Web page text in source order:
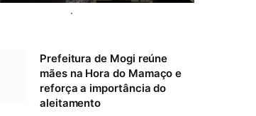
.
Prefeitura de Mogi reúne
mães na Hora do Mamaço e
reforça a importância do
aleitamento